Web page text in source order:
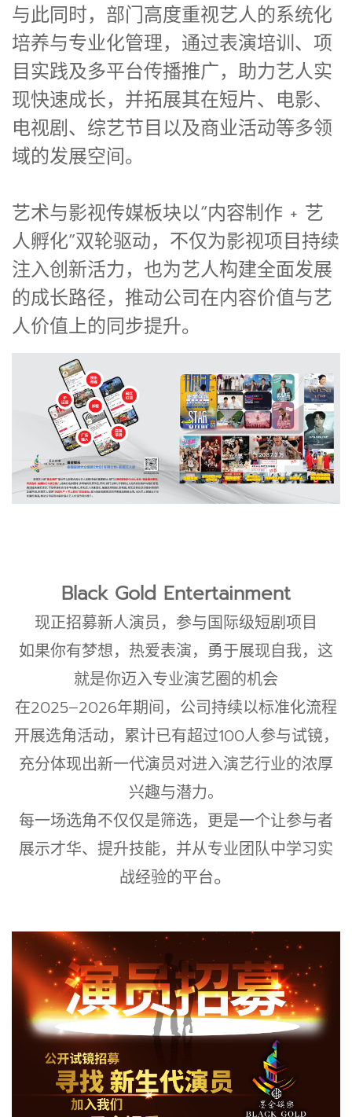
与此同时，部门高度重视艺人的系统化
培养与专业化管理，通过表演培训、项
目实践及多平台传播推广，助力艺人实
现快速成长，并拓展其在短片、电影、
电视剧、综艺节目以及商业活动等多领
域的发展空间。
艺术与影视传媒板块以“内容制作 + 艺
人孵化”双轮驱动，不仅为影视项目持续
注入创新活力，也为艺人构建全面发展
的成长路径，推动公司在内容价值与艺
人价值上的同步提升。
Black Gold Entertainment
现正招募新人演员，参与国际级短剧项目
如果你有梦想，热爱表演，勇于展现自我，这
就是你迈入专业演艺圈的机会
在2025–2026年期间，公司持续以标准化流程
开展选角活动，累计已有超过100人参与试镜，
充分体现出新一代演员对进入演艺行业的浓厚
兴趣与潜力。
每一场选角不仅仅是筛选，更是一个让参与者
展示才华、提升技能，并从专业团队中学习实
战经验的平台。